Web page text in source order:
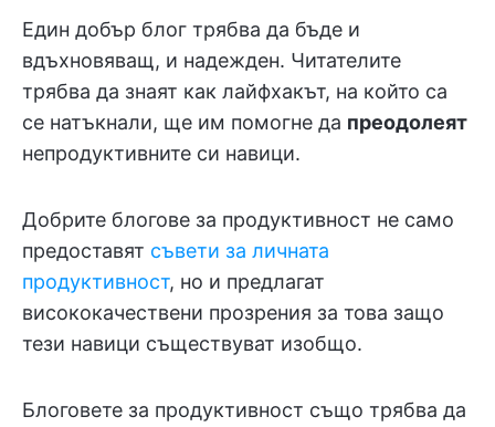
Един добър блог трябва да бъде и
вдъхновяващ, и надежден. Читателите
трябва да знаят как лайфхакът, на който са
се натъкнали, ще им помогне да преодолеят
непродуктивните си навици.
Добрите блогове за продуктивност не само
предоставят съвети за личната
продуктивност, но и предлагат
висококачествени прозрения за това защо
тези навици съществуват изобщо.
Блоговете за продуктивност също трябва да